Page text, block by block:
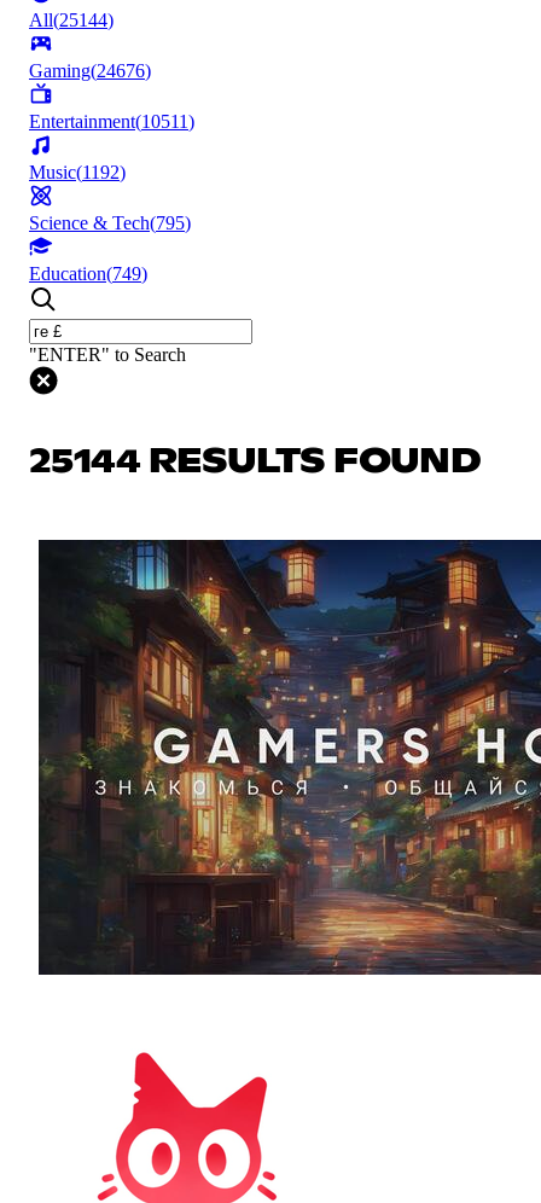
All(25144)
Gaming(24676)
Entertainment(10511)
Music(1192)
Science & Tech(795)
Education(749)
"ENTER" to Search
25144 RESULTS FOUND